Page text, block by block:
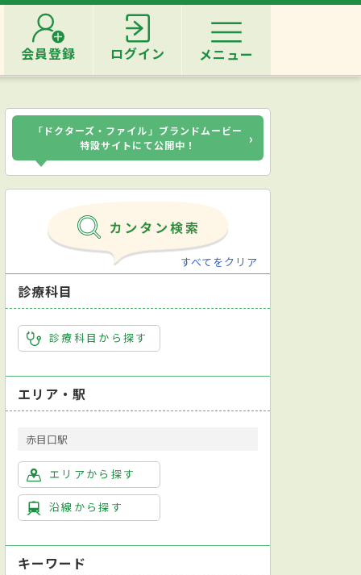
会員登録 ログイン メニュー
「ドクターズ・ファイル」ブランドムービー
特設サイトにて公開中！
›
すべてをクリア
診療科目
診療科目から探す
エリア・駅
赤目口駅
エリアから探す
沿線から探す
キーワード